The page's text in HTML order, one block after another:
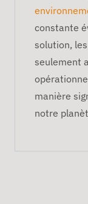
constante
solution,
seulement
manière
notre